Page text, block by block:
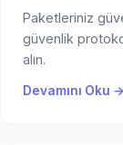
Paketleriniz
güvenlik
alın.
Devamını Oku →